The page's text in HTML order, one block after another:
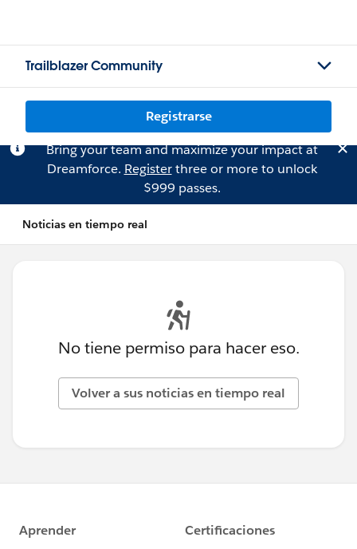
Trailblazer Community
Registrarse
Bring your team and maximize your impact at
Dreamforce. Registerthree or more to unlock
$999 passes.
Noticias en tiempo real
No tiene permiso para hacer eso.
Volver a sus noticias en tiempo real